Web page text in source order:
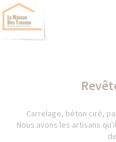
Carrelage, béton ciré,
Nous avons les artisans